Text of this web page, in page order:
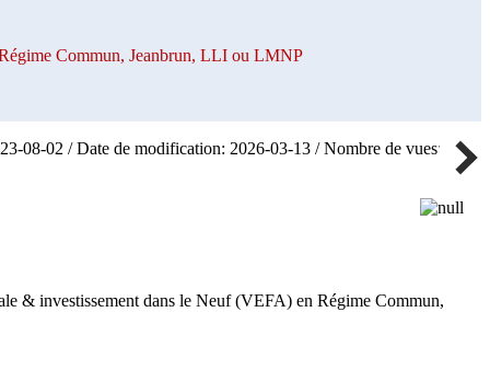
Commun, Jeanbrun, LLI ou LMNP
08-02 / Date de modification: 2026-03-13 / Nombre de vues: 59
& investissement dans le Neuf (VEFA) en Régime Commun,